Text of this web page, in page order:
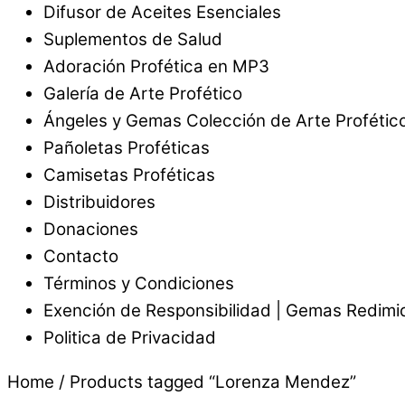
Difusor de Aceites Esenciales
Suplementos de Salud
Adoración Profética en MP3
Galería de Arte Profético
Ángeles y Gemas Colección de Arte
Pañoletas Proféticas
Camisetas Proféticas
Distribuidores
Donaciones
Contacto
Términos y Condiciones
Exención de Responsibilidad | Gemas
Politica de Privacidad
Home / Products tagged “Lorenza Mendez”